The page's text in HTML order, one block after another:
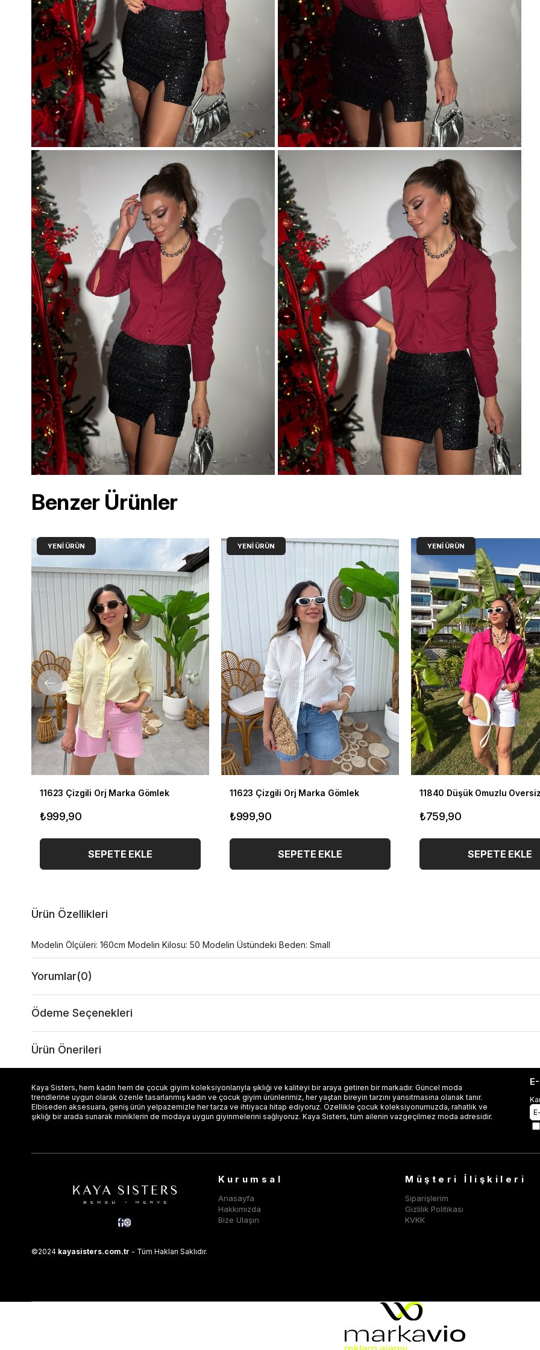
Benzer Ürünler
11623 Çizgili Orj Marka Gömlek
₺999,90
SEPETE EKLE
YENI ÜRÜN
11623 Çizgili Orj Marka Gömlek
₺999,90
SEPETE EKLE
YENI ÜRÜN
11840 Düşük Omuzlu
₺759,90
SEPETE EKLE
YENI ÜRÜN
Ürün Özellikleri
Modelin Ölçüleri: 160cm Modelin Kilosu: 50 Modelin Üstündeki Beden: Small
Yorumlar(0)
Ödeme Seçenekleri
Ürün Önerileri
Kaya Sisters, hem kadın hem de çocuk giyim koleksiyonlarıyla şıklığı ve kaliteyi bir araya getiren bir markadır. Güncel moda
trendlerine uygun olarak özenle tasarlanmış kadın ve çocuk giyim ürünlerimiz, her yaştan bireyin tarzını yansıtmasına olanak tanır.
Elbiseden aksesuara, geniş ürün yelpazemizle her tarza ve ihtiyaca hitap ediyoruz. Özellikle çocuk koleksiyonumuzda, rahatlık ve
şıklığı bir arada sunarak miniklerin de modaya uygun giyinmelerini sağlıyoruz. Kaya Sisters, tüm ailenin vazgeçilmez moda adresidir.
Kurumsal
Anasayfa
Hakkımızda
Bize Ulaşın
Müşteri İlişkileri
Siparişlerim
Gizlilik Politikası
KVKK
©2024 kayasisters.com.tr - Tüm Hakları Saklıdır.